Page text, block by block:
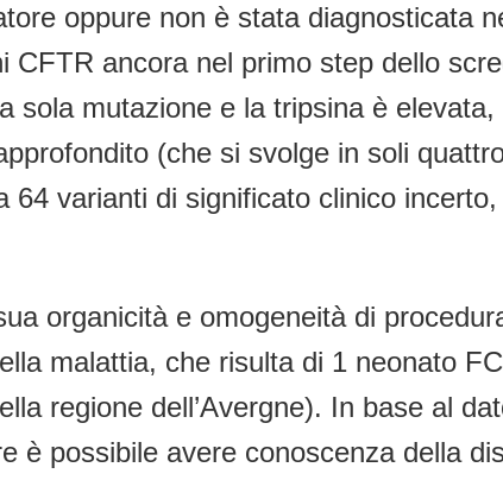
oppure non è stata diagnosticata
ancora nel primo step dello
sola mutazione e la tripsina è
(che si svolge in soli
varianti di significato clinico
organicità e omogeneità di
malattia, che risulta di 1 neonato
regione dell’Avergne). In base al
è possibile avere conoscenza della